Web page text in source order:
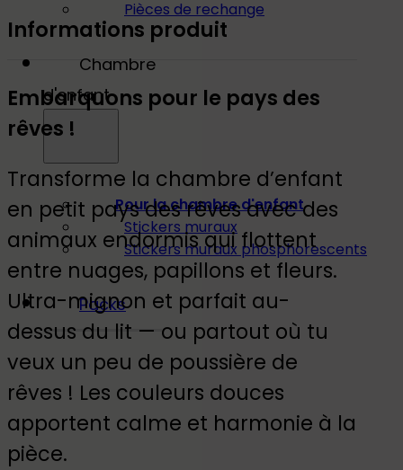
Pièces de rechange
Chambre
d'enfant
Pour la chambre d'enfant
Stickers muraux
Stickers muraux phosphorescents
Packs
Informations produit
Embarquons pour le pays des
rêves !
Transforme la chambre d’enfant
en petit pays des rêves avec des
animaux endormis qui flottent
entre nuages, papillons et fleurs.
Ultra-mignon et parfait au-
dessus du lit — ou partout où tu
veux un peu de poussière de
rêves ! Les couleurs douces
apportent calme et harmonie à la
pièce.